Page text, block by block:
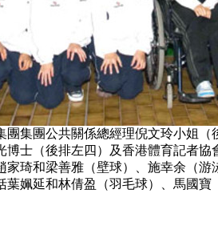
集團公共關係總經理倪文玲小姐
博士（後排左四）及香港體育記者
家琦和梁善雅（壁球）、施幸余（
葉姵延和林倩盈（羽毛球）、馬國